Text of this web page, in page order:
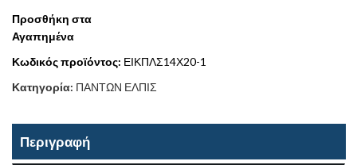
Προσθήκη στα
Αγαπημένα
Κωδικός προϊόντος: ΕΙΚΠΛΣ14Χ20-1
Κατηγορία: ΠΑΝΤΩΝ ΕΛΠΙΣ
Περιγραφή